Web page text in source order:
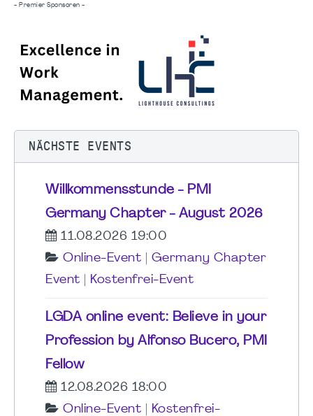
- Premier Sponsoren -
NÄCHSTE EVENTS
Willkommensstunde - PMI
Germany Chapter - August 2026
11.08.2026 19:00
Online-Event
Germany Chapter
Event
Kostenfrei-Event
LGDA online event: Believe in your
Profession by Alfonso Bucero, PMI
Fellow
12.08.2026 18:00
Online-Event
Kostenfrei-